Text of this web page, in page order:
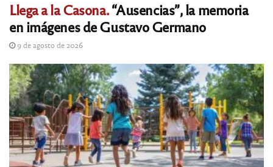
Llega a la Casona.“Ausencias”, la memoria
en imágenes de Gustavo Germano
9 de agosto de 2026